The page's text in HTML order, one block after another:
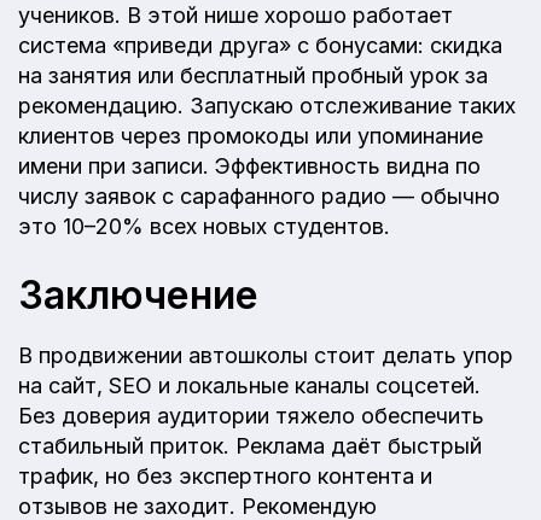
учеников. В этой нише хорошо работает
система «приведи друга» с бонусами: скидка
на занятия или бесплатный пробный урок за
рекомендацию. Запускаю отслеживание таких
клиентов через промокоды или упоминание
имени при записи. Эффективность видна по
числу заявок с сарафанного радио — обычно
это 10–20% всех новых студентов.
Заключение
В продвижении автошколы стоит делать упор
на сайт, SEO и локальные каналы соцсетей.
Без доверия аудитории тяжело обеспечить
стабильный приток. Реклама даёт быстрый
трафик, но без экспертного контента и
отзывов не заходит. Рекомендую